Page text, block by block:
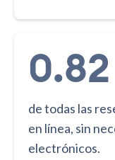
0.82
de todas las
en línea, sin
electrónicos.